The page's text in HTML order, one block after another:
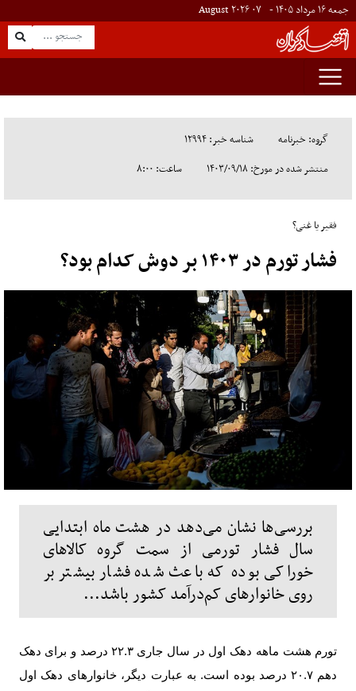
جمعه ۱۶ مرداد ۱۴۰۵ - ۰۷۲۰۲۶
گروه: خبرنامه
شناسه خبر: ۱۲۹۹۴
منتشر شده در مورخ: ۱۴۰۳/۰۹/۱۸
ساعت: ۸:۰۰
فقیر یا غنی؟
فشار تورم در ۱۴۰۳ بر دوش کدام بود؟
بررسی‌ها نشان می‌دهد در هشت ماه ابتدایی
سال فشار تورمی از سمت گروه کالاهای
خوراکی بوده که باعث شده فشار بیشتر بر
روی خانوارهای کم‌درآمد کشور باشد...
تورم هشت ماهه دهک اول در سال جاری۲۲.۳ درصد و برای دهک
دهم۲۰.۷ درصد بوده است. به عبارت دیگر، خانوارهای دهک اول